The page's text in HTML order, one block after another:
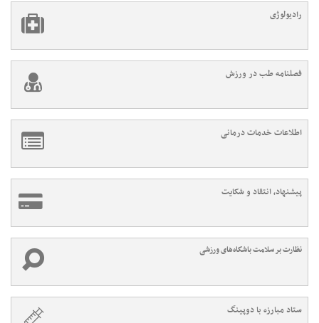
رادیولوژی
فصلنامه طب در ورزش
اطلاعات خدمات درمانی
پیشنهاد، انتقاد و شکایت
نظارت بر سلامت باشگاه‌های ورزشی
ستاد مبارزه با دوپینگ